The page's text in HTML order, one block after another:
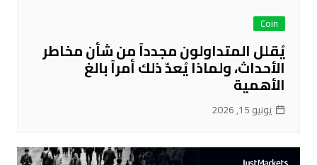
Coin
يُقلل المتداولون مجدداً من شأن مخاطر
الأحداث، ولماذا يُعدّ ذلك أمراً بالغ
الأهمية
يونيو 15, 2026